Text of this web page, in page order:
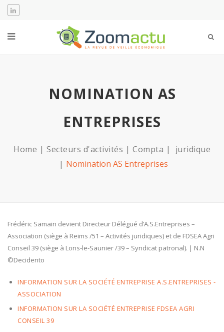
NOMINATION AS
ENTREPRISES
Home Secteurs d'activités Compta
juridique
Nomination AS Entreprises
Frédéric Samain devient Directeur Délégué d’A.S.Entreprises –
Association (siège à Reims /51 – Activités juridiques) et de FDSEA Agri
Conseil 39 (siège à Lons-le-Saunier /39 – Syndicat patronal). | N.N
©Decidento
INFORMATION SUR LA SOCIÉTÉ ENTREPRISE A.S.ENTREPRISES -
ASSOCIATION
INFORMATION SUR LA SOCIÉTÉ ENTREPRISE FDSEA AGRI
CONSEIL 39